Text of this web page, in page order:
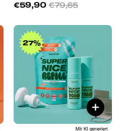
€59,90 €79,65
NICE
Sensitiv
Deal
27%
Mit KI generiert